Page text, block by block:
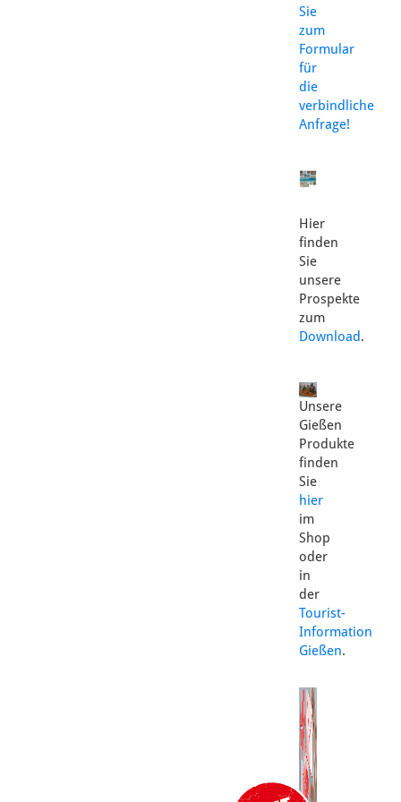
Sie
zum
Formular
für
die
verbindliche
Anfrage!
Hier
finden
Sie
unsere
Prospekte
zum
Download.
Unsere
Gießen
Produkte
finden
Sie
hier
im
Shop
oder
in
der
Tourist-
Information
Gießen.